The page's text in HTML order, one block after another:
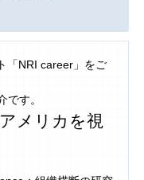
「NRI career」をご
です。
メリカを視